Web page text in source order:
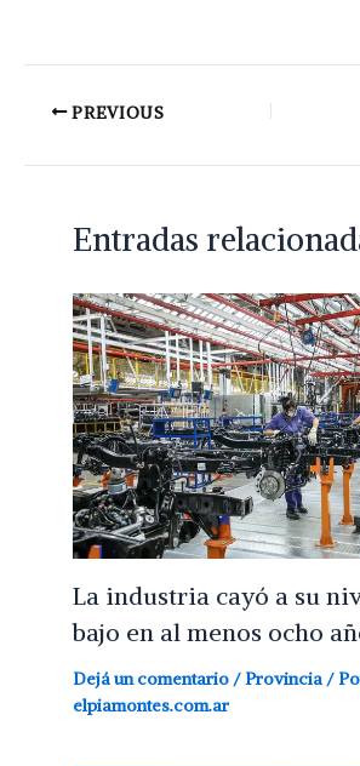
PREVIOUS
Entradas
La industria cayó a su
bajo en al menos ocho
Dejá un comentario /Provincia /
elpiamontes.com.ar